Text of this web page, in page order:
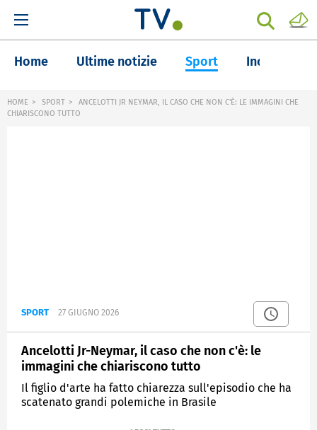
Home Ultime notizie Sport Inchieste
HOME SPORT
ANCELOTTI JR NEYMAR, IL CASO CHE NON C'È: LE IMMAGINI CHE
CHIARISCONO TUTTO
SPORT 27 GIUGNO 2026
Ancelotti Jr-Neymar, il caso che non c'è: le
immagini che chiariscono tutto
Il figlio d'arte ha fatto chiarezza sull'episodio che ha
scatenato grandi polemiche in Brasile